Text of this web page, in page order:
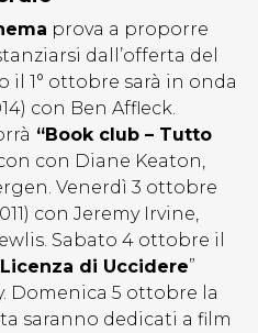
prova a proporre
dall’offerta del
il 1° ottobre sarà in onda
con Ben Affleck.
“Book club – Tutto
con con Diane Keaton,
Venerdì 3 ottobre
con Jeremy Irvine,
Sabato 4 ottobre il
di Uccidere”
Domenica 5 ottobre la
saranno dedicati a film